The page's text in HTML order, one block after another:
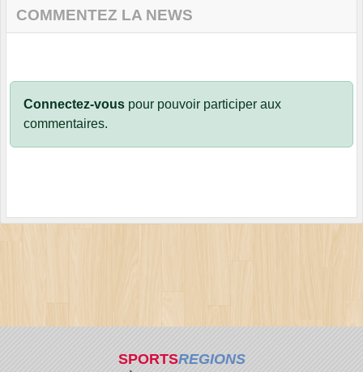
COMMENTEZ LA NEWS
Connectez-vous pour pouvoir participer aux
commentaires.
SPORTSREGIONS